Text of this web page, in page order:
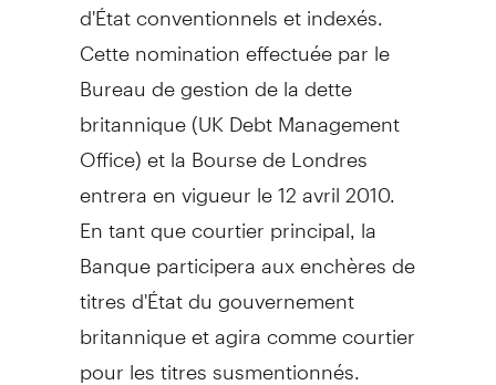
Cette nomination effectuée par le
Bureau de gestion de la dette
britannique (UK Debt Management
Office) et la Bourse de Londres
entrera en vigueur le 12 avril 2010.
En tant que courtier principal, la
Banque participera aux enchères de
titres d'État du gouvernement
britannique et agira comme courtier
pour les titres susmentionnés.